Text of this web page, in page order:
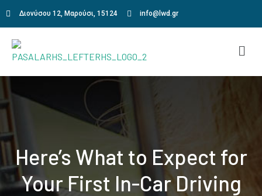
Διονύσου 12, Μαρούσι, 15124 info@lwd.gr
Here’s What to Expect for
Your First In-Car Driving